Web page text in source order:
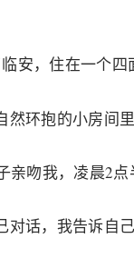
安，住在一个四
环抱的小房间里
亲吻我，凌晨2点
对话，我告诉自